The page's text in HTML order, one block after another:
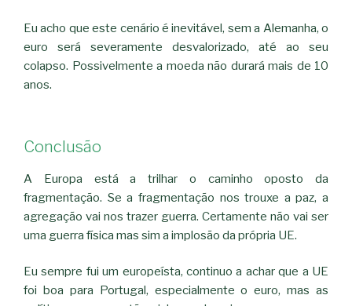
Eu acho que este cenário é inevitável, sem a Alemanha, o
euro será severamente desvalorizado, até ao seu
colapso. Possivelmente a moeda não durará mais de 10
anos.
Conclusão
A Europa está a trilhar o caminho oposto da
fragmentação. Se a fragmentação nos trouxe a paz, a
agregação vai nos trazer guerra. Certamente não vai ser
uma guerra física mas sim a implosão da própria UE.
Eu sempre fui um europeísta, continuo a achar que a UE
foi boa para Portugal, especialmente o euro, mas as